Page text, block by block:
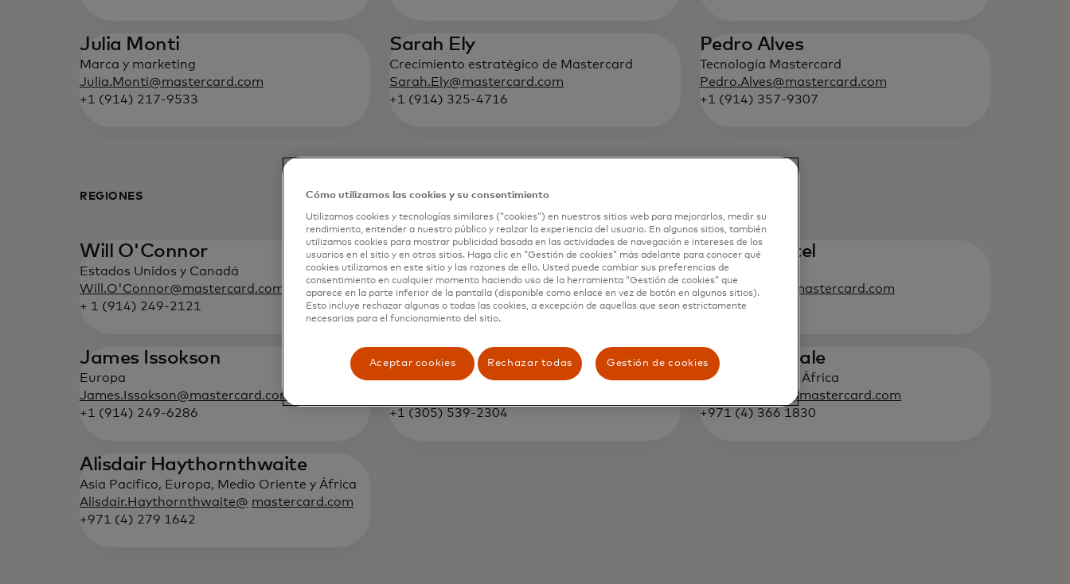
Julia Monti
Marca y marketing
Julia.Monti@mastercard.com
+1 (914) 217-9533
Sarah Ely
Crecimiento estratégico de Mastercard
Sarah.Ely@mastercard.com
+1 (914) 325-4716
Pedro Alves
Tecnología Mastercard
Pedro.Alves@mastercard.com
+1 (914) 357-9307
REGIONES
Will O'Connor
Estados Unidos y Canadá
Will.O'Connor@mastercard.com
+ 1 (914) 249-2121
Emilia Businskas
Canadá
Emilija.Businskas@mastercard.com
+1 (437) 244-6282
Barkha Patel
Asia Pacífico
Barkha.Patel@mastercard.com
+65 6390-6012
James Issokson
Europa
James.Issokson@mastercard.com
+1 (914) 249-6286
Janet Rivera-Hernández
América Latina y el Caribe
+1 (305) 539-2304
Baiba Upmale
Oriente Medio y África
Baiba.Upmale@mastercard.com
+971 (4) 366 1830
Alisdair Haythornthwaite
Asia Pacífico, Europa, Medio Oriente y África
Alisdair.Haythornthwaite@ mastercard.com
+971 (4) 279 1642
Cómo utilizamos las cookies y su consentimiento
Utilizamos cookies y tecnologías similares (“cookies”) en nuestros sitios web para mejorarlos, medir su
rendimiento, entender a nuestro público y realzar la experiencia del usuario. En algunos sitios, también
utilizamos cookies para mostrar publicidad basada en las actividades de navegación e intereses de los
usuarios en el sitio y en otros sitios. Haga clic en “Gestión de cookies” más adelante para conocer qué
cookies utilizamos en este sitio y las razones de ello. Usted puede cambiar sus preferencias de
consentimiento en cualquier momento haciendo uso de la herramienta “Gestión de cookies” que
aparece en la parte inferior de la pantalla (disponible como enlace en vez de botón en algunos sitios).
Esto incluye rechazar algunas o todas las cookies, a excepción de aquellas que sean estrictamente
necesarias para el funcionamiento del sitio.
Aceptar cookies Rechazar todas Gestión de cookies